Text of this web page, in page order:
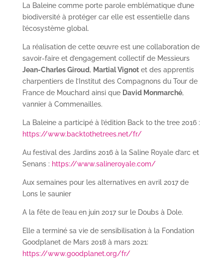
La Baleine comme porte parole emblématique d’une
biodiversité à protéger car elle est essentielle dans
l’écosystème global.
La réalisation de cette œuvre est une collaboration de
savoir-faire et d’engagement collectif de Messieurs
Jean-Charles Giroud, Martial Vignotet des apprentis
charpentiers de l’Institut des Compagnons du Tour de
France de Mouchard ainsi que David Monmarché,
vannier à Commenailles.
La Baleine a participé à l’édition Back to the tree 2016 :
https://www.backtothetrees.net/fr/
Au festival des Jardins 2016 à la Saline Royale d’arc et
Senans : https://www.salineroyale.com/
Aux semaines pour les alternatives en avril 2017 de
Lons le saunier
A la fête de l’eau en juin 2017 sur le Doubs à Dole.
Elle a terminé sa vie de sensibilisation à la Fondation
Goodplanet de Mars 2018 à mars 2021:
https://www.goodplanet.org/fr/